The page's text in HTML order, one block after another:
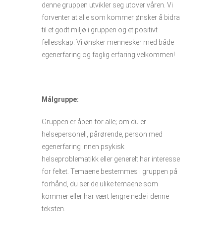
denne gruppen utvikler seg utover våren. Vi
forventer at alle som kommer ønsker å bidra
til et godt miljø i gruppen og et positivt
fellesskap. Vi ønsker mennesker med både
egenerfaring og faglig erfaring velkommen!
Målgruppe:
Gruppen er åpen for alle; om du er
helsepersonell, pårørende, person med
egenerfaring innen psykisk
helseproblematikk eller generelt har interesse
for feltet. Temaene bestemmes i gruppen på
forhånd, du ser de ulike temaene som
kommer eller har vært lengre nede i denne
teksten.